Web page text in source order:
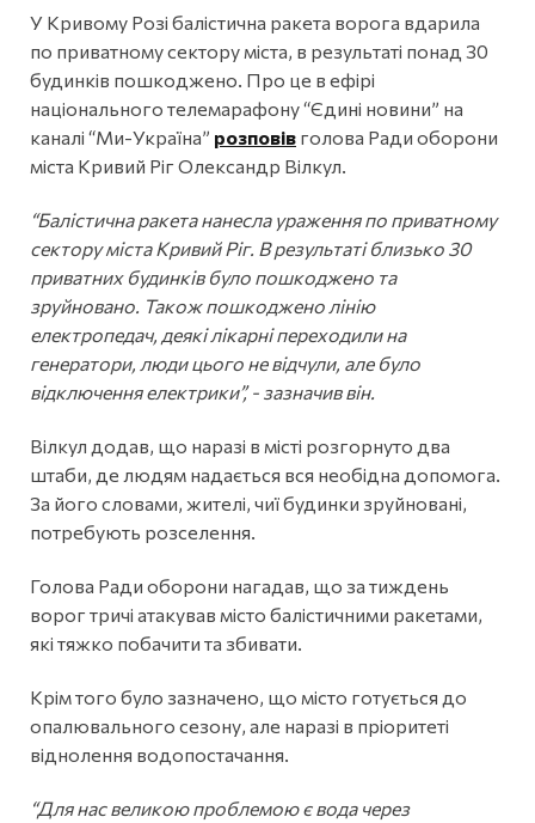
У Кривому Розі балістична ракета ворога вдарила
по приватному сектору міста, в результаті понад 30
будинків пошкоджено. Про це в ефірі
національного телемарафону “Єдині новини” на
каналі “Ми-Україна” розповів голова Ради оборони
міста Кривий Ріг Олександр Вілкул.
“Балістична ракета нанесла ураження по приватному
сектору міста Кривий Ріг. В результаті близько 30
приватних будинків було пошкоджено та
зруйновано. Також пошкоджено лінію
електропедач, деякі лікарні переходили на
генератори, люди цього не відчули, але було
відключення електрики”, - зазначив він.
Вілкул додав, що наразі в місті розгорнуто два
штаби, де людям надається вся необідна допомога.
За його словами, жителі, чиї будинки зруйновані,
потребують розселення.
Голова Ради оборони нагадав, що за тиждень
ворог тричі атакував місто балістичними ракетами,
які тяжко побачити та збивати.
Крім того було зазначено, що місто готується до
опалювального сезону, але наразі в пріоритеті
віднолення водопостачання.
“Для нас великою проблемою є вода через